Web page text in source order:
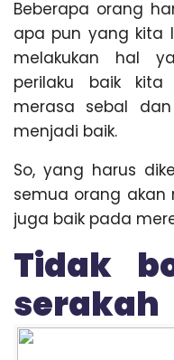
Beberapa orang
apa pun yang kita
melakukan hal
perilaku baik
merasa sebal
menjadi baik.
So, yang harus
semua orang akan
juga baik pada
Tidak
serakah